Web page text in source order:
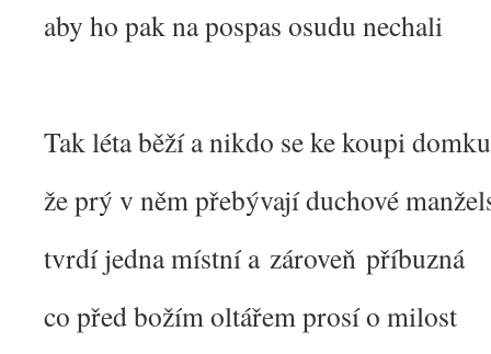
aby ho pak na pospas osudu nechali
Tak léta běží a nikdo se ke koupi
že prý v něm přebývají duchové
tvrdí jedna místní a zároveň příbuzná
co před božím oltářem prosí o milost